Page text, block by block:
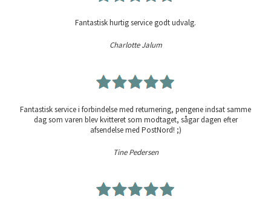
Fantastisk hurtig service godt udvalg.
Charlotte Jalum
Fantastisk service i forbindelse med returnering, pengene indsat samme
dag som varen blev kvitteret som modtaget, sågar dagen efter
afsendelse med PostNord! ;)
Tine Pedersen